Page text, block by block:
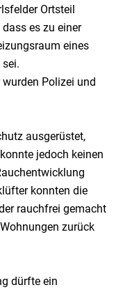
Ortsteil
es zu einer
eines
wurden Polizei und
ausgerüstet,
jedoch keinen
konnten die
rauchfrei gemacht
zurück
dürfte ein